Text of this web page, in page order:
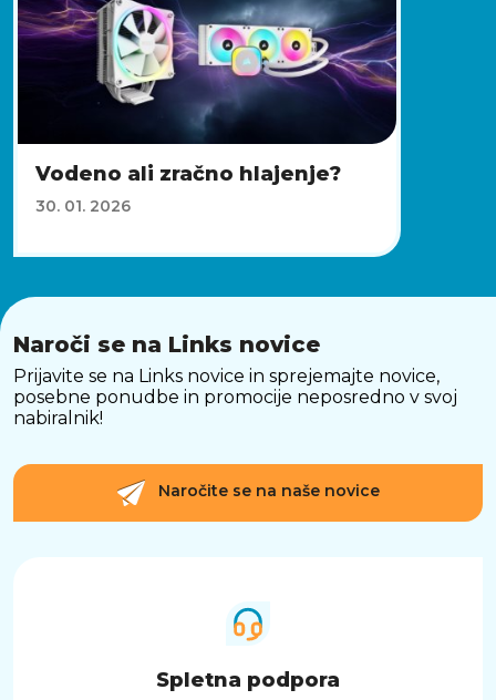
Vodeno ali zračno hlajenje?
30. 01. 2026
Naroči se na Links novice
Prijavite se na Links novice in sprejemajte novice,
posebne ponudbe in promocije neposredno v svoj
nabiralnik!
Naročite se na naše novice
Spletna podpora